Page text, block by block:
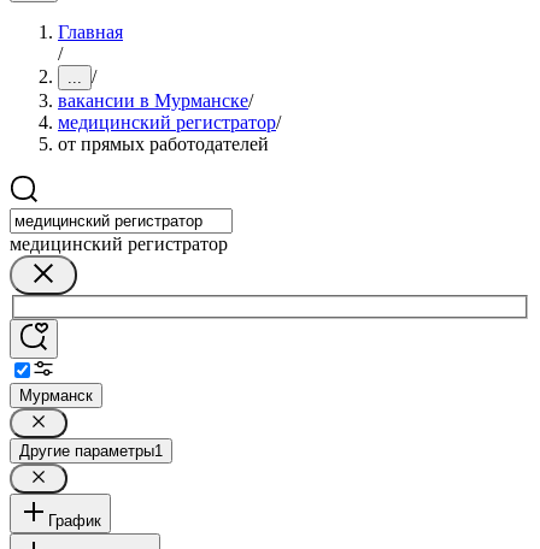
Главная
/
... /
вакансии в Мурманске/
медицинский регистратор/
от прямых работодателей
медицинский регистратор
Мурманск
Другие параметры1
График